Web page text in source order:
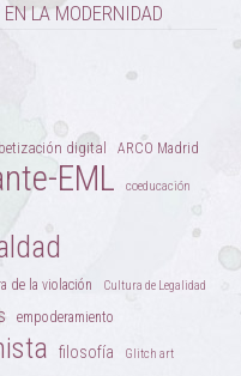
LA MODERNIDAD
digital ARCO Madrid
EML coeducación
de la violación Cultura de Legalidad
empoderamiento
filosofía Glitch art